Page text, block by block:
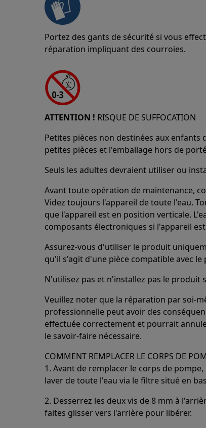
Portez des gants de sécurité si vous
réparation impliquant des courroies.
ATTENTION ! RISQUE DE SUFFOCATION
Petites pièces non destinées aux enfants
petites pièces et l'emballage hors de
Seuls les adultes devraient utiliser ou
Avant toute opération de maintenance,
Videz toujours l'appareil de toute l'eau.
que l'appareil est en position verticale.
composants électroniques si l'appareil
Assurez-vous d'utiliser le produit
qu'il s'agit d'une pièce compatible avec
N'utilisez pas et n'installez pas le produit
Veuillez noter que la réparation par soi-
professionnelle peut avoir des
effectuée correctement et pourrait
le savoir-faire nécessaire.
COMMENT REMPLACER LE CORPS DE
1. Avant de remplacer le corps de
laver de toute l'eau via le filtre situé en
2. Desserrez les deux vis de 8 mm à
faites glisser vers l'arrière pour libérer.